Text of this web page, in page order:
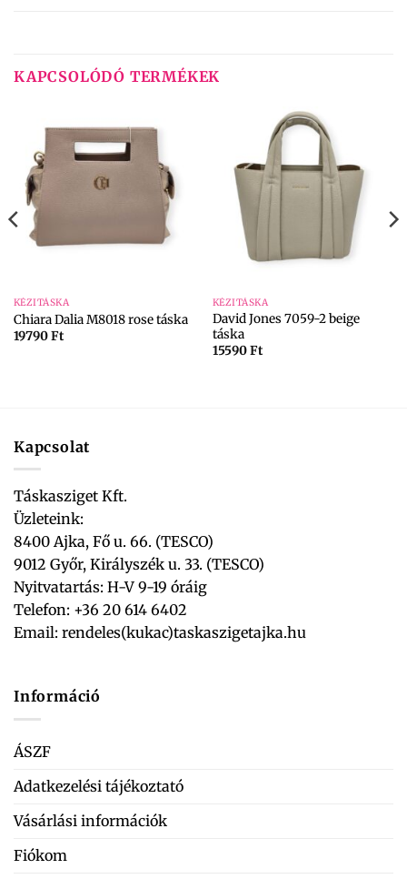
KAPCSOLÓDÓ TERMÉKEK
KÉZITÁSKA
Chiara Dalia M8018 rose táska
19790Ft
KÉZITÁSKA
David Jones 7059-2 beige
táska
15590Ft
Kapcsolat
Táskasziget Kft.
Üzleteink:
8400 Ajka, Fő u. 66. (TESCO)
9012 Győr, Királyszék u. 33. (TESCO)
Nyitvatartás: H-V 9-19 óráig
Telefon: +36 20 614 6402
Email: rendeles(kukac)taskaszigetajka.hu
Információ
ÁSZF
Adatkezelési tájékoztató
Vásárlási információk
Fiókom